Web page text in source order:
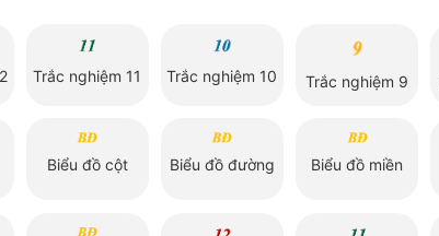
Trắc nghiệm 11 Trắc nghiệm 10 Trắc nghiệm 9
Biểu đồ cột Biểu đồ đường Biểu đồ miền